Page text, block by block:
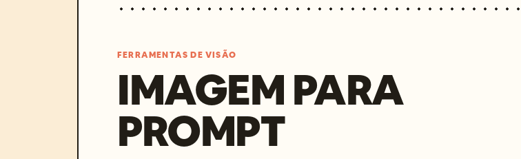
FERRAMENTAS DE VISÃO
IMAGEM PARA
PROMPT